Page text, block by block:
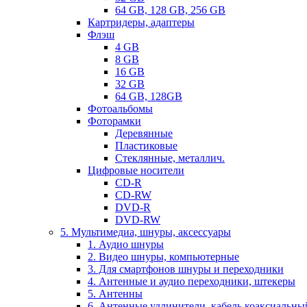
64 GB, 128 GB, 256 GB
Картридеры, адаптеры
Флэш
4 GB
8 GB
16 GB
32 GB
64 GB, 128GB
Фотоальбомы
Фоторамки
Деревянные
Пластиковые
Стеклянные, металлич.
Цифровые носители
CD-R
CD-RW
DVD-R
DVD-RW
5. Мультимедиа, шнуры, аксессуары
1. Аудио шнуры
2. Видео шнуры, компьютерные
3. Для смартфонов шнуры и переходники
4. Антенные и аудио переходники, штекеры
5. Антенны